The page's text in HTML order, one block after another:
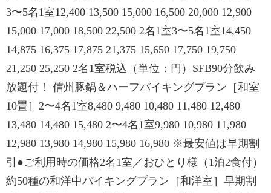
3〜5名1室12,400 13,500 15,000 16,500 20,000 12,900
15,000 17,000 18,500 22,500 2名1室3〜5名1室14,450
14,875 16,375 17,875 21,375 15,650 17,750 19,750
21,250 25,250 2名1室税込（単位：円）SFB90分飲み
放題付！ 信州豚鍋＆ハーフバイキングプラン［和室
10畳］2〜4名1室8,480 9,480 10,480 11,480 12,480
13,480 14,480 15,480 2〜4名1室9,980 10,980 11,980
12,980 13,980 14,980 15,980 16,980 ※最安値は早期割
引●ご利用時の価格2名1室／おひとり様（1泊2食付）
約50種の和洋中バイキングプラン［和洋室］早期割